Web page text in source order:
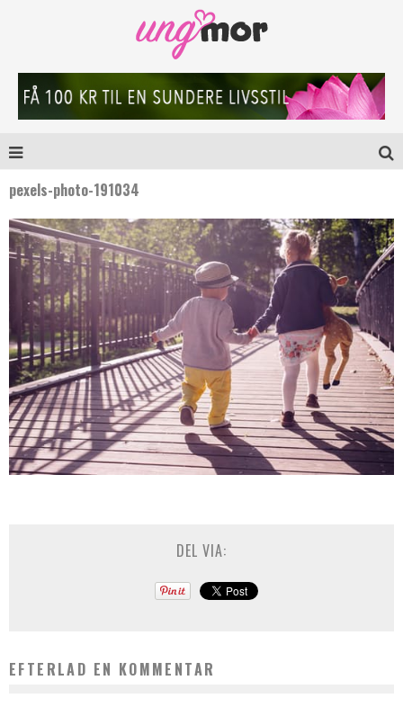
pexels-photo-191034
DEL VIA:
EFTERLAD EN KOMMENTAR